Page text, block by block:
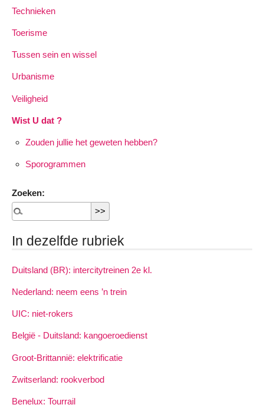
Technieken
Toerisme
Tussen sein en wissel
Urbanisme
Veiligheid
Wist U dat ?
Zouden jullie het geweten hebben?
Sporogrammen
Zoeken:
In dezelfde rubriek
Duitsland (BR): intercitytreinen 2e kl.
Nederland: neem eens ’n trein
UIC: niet-rokers
België - Duitsland: kangoeroedienst
Groot-Brittannië: elektrificatie
Zwitserland: rookverbod
Benelux: Tourrail